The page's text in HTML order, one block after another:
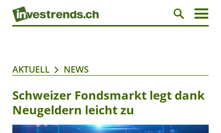
AKTUELL NEWS
Schweizer Fondsmarkt legt dank
Neugeldern leicht zu